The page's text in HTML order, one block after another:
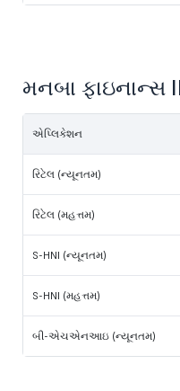
મનબા ફાઇનાન્સ
એપ્લિકેશન
રિટેલ (ન્યૂનતમ)
રિટેલ (મહત્તમ)
S-HNI (ન્યૂનતમ)
S-HNI (મહત્તમ)
બી-એચએનઆઇ (ન્યૂનતમ)